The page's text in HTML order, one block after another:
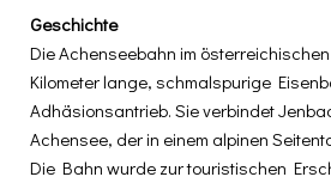
Geschichte
Die Achenseebahn im
Kilometer lange, schmalspurige
Adhäsionsantrieb. Sie verbindet
Achensee, der in einem alpinen
Die Bahn wurde zur touristischen